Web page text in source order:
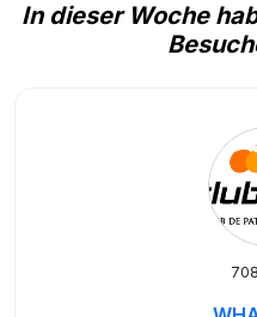
In dieser Woche